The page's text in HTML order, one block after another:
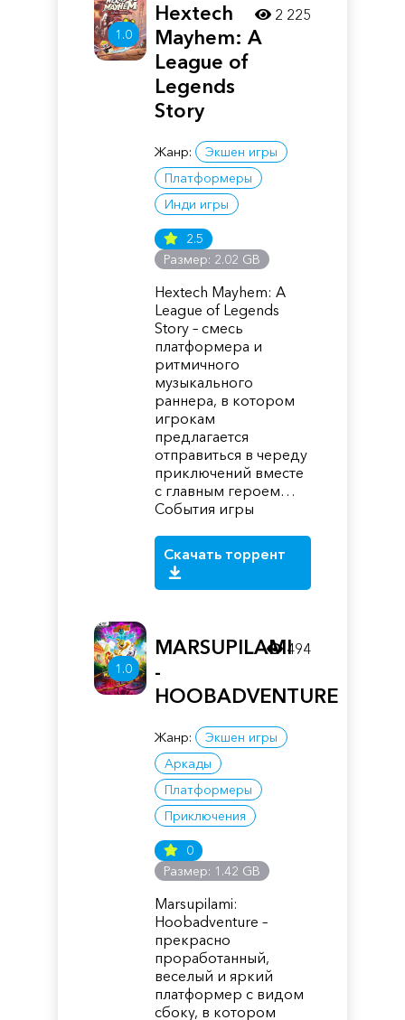
1.0
Hextech
Mayhem: A
League of
Legends
Story
Жанр:
Экшен игры
Платформеры
Инди игры
2.5
Размер: 2.02 GB
Hextech Mayhem: A
League of Legends
Story – смесь
платформера и
ритмичного
музыкального
раннера, в котором
игрокам
предлагается
отправиться в череду
приключений вместе
с главным героем…
События игры
Скачать торрент
2 225
1.0
MARSUPILAMI
-
HOOBADVENTURE
Жанр:
Экшен игры
Аркады
Платформеры
Приключения
0
Размер: 1.42 GB
Marsupilami:
Hoobadventure –
прекрасно
проработанный,
веселый и яркий
платформер с видом
сбоку, в котором
494